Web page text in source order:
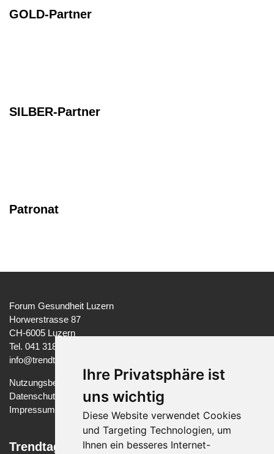
Ihre Privatsphäre ist
uns wichtig
Diese Website verwendet Cookies
und Targeting Technologien, um
Ihnen ein besseres Internet-
GOLD-Partner
SILBER-Partner
Patronat
Forum Gesundheit Luzern
Horwerstrasse 87
CH-6005 Luzern
Tel. 041 318 37 97
info@trendtage-gesundheit.ch
Nutzungsbedingungen
Datenschutzerklärung
Impressum
Trendtage Gesundheit Luzern